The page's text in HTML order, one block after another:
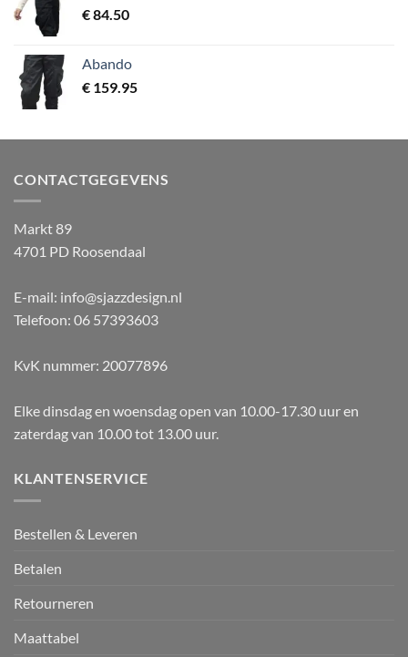
€84.50
Abando
€ 159.95
CONTACTGEGEVENS
Markt 89
4701 PD Roosendaal
E-mail: info@sjazzdesign.nl
Telefoon: 06 57393603
KvK nummer: 20077896
Elke dinsdag en woensdag open van 10.00-17.30 uur en
zaterdag van 10.00 tot 13.00 uur.
KLANTENSERVICE
Bestellen & Leveren
Betalen
Retourneren
Maattabel